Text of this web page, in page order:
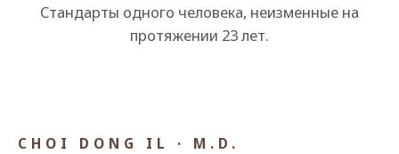
Стандарты одного человека, неизменные на
протяжении 23 лет.
CHIEF DIRECTOR
CHOI DONG IL · M.D.